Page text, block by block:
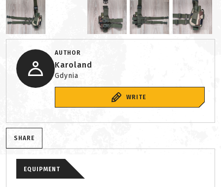
AUTHOR
Karoland
Gdynia
WRITE
SHARE
EQUIPMENT